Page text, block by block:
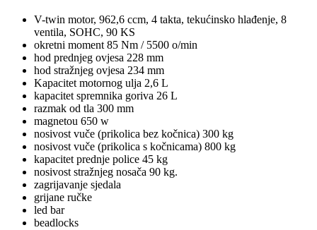
V-twin motor, 962,6 ccm, 4 takta, tekućinsko hlađenje, 8
ventila, SOHC, 90 KS
okretni moment 85 Nm / 5500 o/min
hod prednjeg ovjesa 228 mm
hod stražnjeg ovjesa 234 mm
Kapacitet motornog ulja 2,6 L
kapacitet spremnika goriva 26 L
razmak od tla 300 mm
magnetou 650 w
nosivost vuče (prikolica bez kočnica) 300 kg
nosivost vuče (prikolica s kočnicama) 800 kg
kapacitet prednje police 45 kg
nosivost stražnjeg nosača 90 kg.
zagrijavanje sjedala
grijane ručke
led bar
beadlocks